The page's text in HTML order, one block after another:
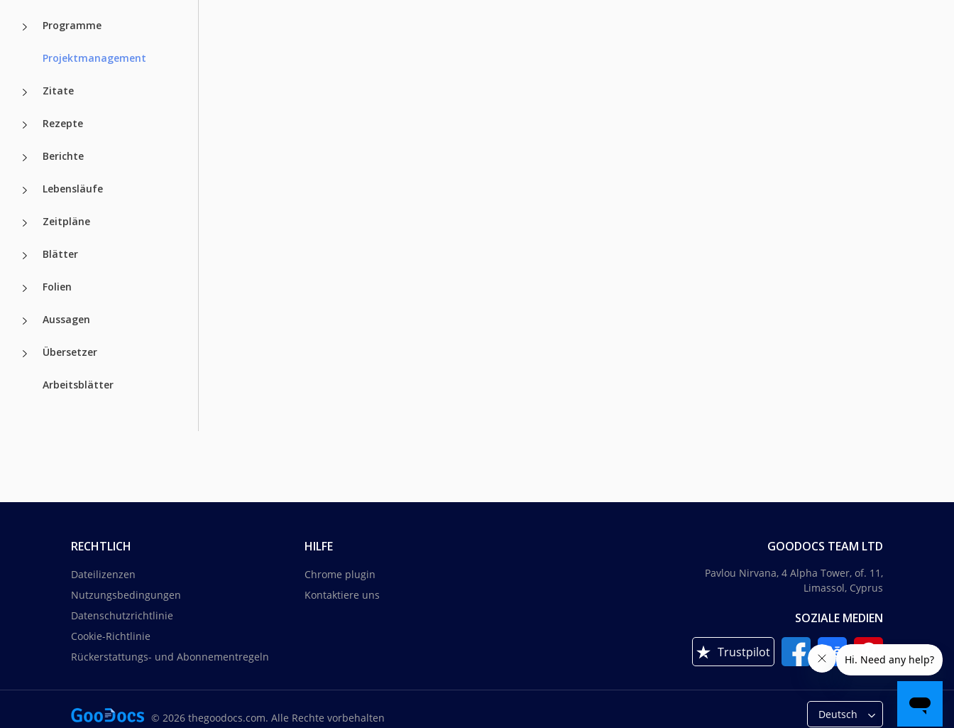
Programme
Projektmanagement
Zitate
Rezepte
Berichte
Lebensläufe
Zeitpläne
Blätter
Folien
Aussagen
Übersetzer
Arbeitsblätter
RECHTLICH
Dateilizenzen
Nutzungsbedingungen
Datenschutzrichtlinie
Cookie-Richtlinie
Rückerstattungs- und Abonnementregeln
HILFE
Chrome plugin
Kontaktiere uns
GOODOCS TEAM LTD
Pavlou Nirvana, 4 Alpha Tower, of. 11,
Limassol, Cyprus
SOZIALE MEDIEN
Trustpilot
© 2026 thegoodocs.com. Alle Rechte vorbehalten Deutsch